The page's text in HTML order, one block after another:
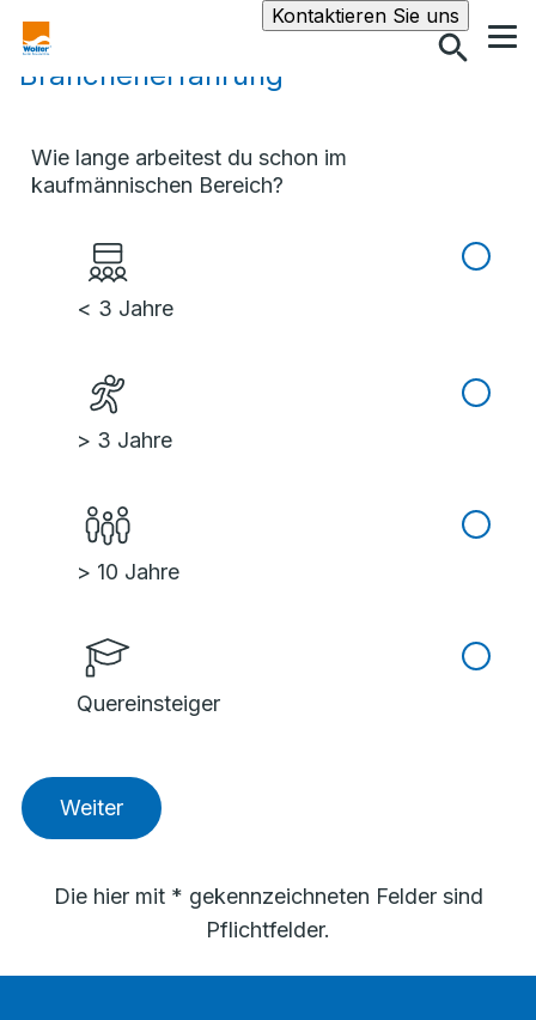
Kontaktieren Sie unsSuche
Branchenerfahrung
Wie lange arbeitest du schon im
kaufmännischen Bereich?
< 3 Jahre
> 3 Jahre
> 10 Jahre
Quereinsteiger
Weiter
Die hier mit * gekennzeichneten Felder sind
Pflichtfelder.